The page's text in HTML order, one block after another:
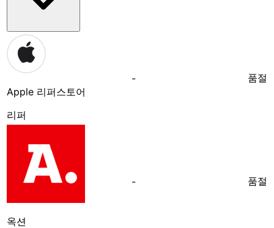
Apple 리퍼스토어
리퍼
- 품절
옥션
- 품절